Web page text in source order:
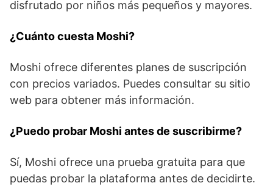
disfrutado por niños más pequeños y mayores.
¿Cuánto cuesta Moshi?
Moshi ofrece diferentes planes de suscripción
con precios variados. Puedes consultar su sitio
web para obtener más información.
¿Puedo probar Moshi antes de suscribirme?
Sí, Moshi ofrece una prueba gratuita para que
puedas probar la plataforma antes de decidirte.